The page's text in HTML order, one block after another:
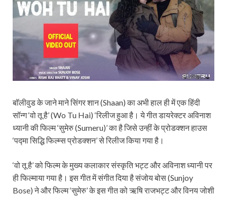
बॉलीवुड के जाने माने सिंगर शान (Shaan) का अभी हाल ही में एक हिंदी
सॉन्ग ‘वो तू है’ (Wo Tu Hai) ‘रिलीज हुआ है। ये गीत डायरेक्टर अविनाश
ध्यानी की फिल्म ‘सुमेरु (Sumeru)’ का है जिसे उन्हीं के प्रोडक्शन हाउस
‘पद्मा सिद्धि फिल्म्स प्रोडक्शन’ से रिलीज किया गया है।
‘वो तू है’ को फिल्म के मुख्य कलाकार संस्कृति भट्ट और अविनाश ध्यानी पर
ही फिल्माया गया है। इस गीत में संगीत दिया है संजोय बोस (Sunjoy
Bose) ने और फिल्म ‘सुमेरु’ के इस गीत को ऋषि राजभट्ट और विनय जोशी